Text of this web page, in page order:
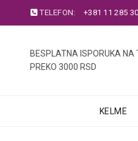
TELEFON: +381 11 285
BESPLATNA ISPORUKA NA
PREKO 3000 RSD
KELME